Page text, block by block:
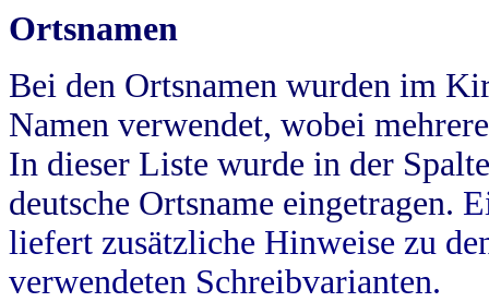
Ortsnamen
Bei den Ortsnamen wurden im
Namen verwendet, wobei
In dieser Liste wurde in der
deutsche Ortsname eingetragen.
liefert zusätzliche Hinweise zu
verwendeten Schreibvarianten.